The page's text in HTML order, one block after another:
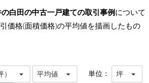
白田の中古一戸建ての取引事例について
価格(面積価格)の平均値を描画したもの
平均値 単位： 坪